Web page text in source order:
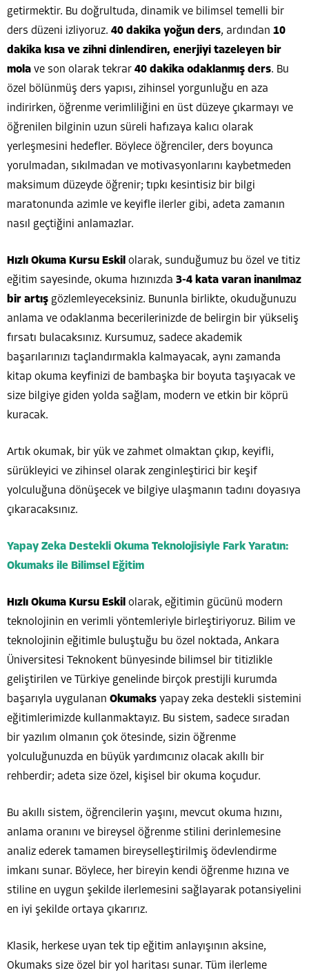
getirmektir. Bu doğrultuda, dinamik ve bilimsel temelli bir
ders düzeni izliyoruz. 40 dakika yoğun ders, ardından 10
dakika kısa ve zihni dinlendiren, enerjiyi tazeleyen bir
mola ve son olarak tekrar 40 dakika odaklanmış ders. Bu
özel bölünmüş ders yapısı, zihinsel yorgunluğu en aza
indirirken, öğrenme verimliliğini en üst düzeye çıkarmayı ve
öğrenilen bilginin uzun süreli hafızaya kalıcı olarak
yerleşmesini hedefler. Böylece öğrenciler, ders boyunca
yorulmadan, sıkılmadan ve motivasyonlarını kaybetmeden
maksimum düzeyde öğrenir; tıpkı kesintisiz bir bilgi
maratonunda azimle ve keyifle ilerler gibi, adeta zamanın
nasıl geçtiğini anlamazlar.
Hızlı Okuma Kursu Eskil olarak, sunduğumuz bu özel ve titiz
eğitim sayesinde, okuma hızınızda 3-4 kata varan inanılmaz
bir artış gözlemleyeceksiniz. Bununla birlikte, okuduğunuzu
anlama ve odaklanma becerilerinizde de belirgin bir yükseliş
fırsatı bulacaksınız. Kursumuz, sadece akademik
başarılarınızı taçlandırmakla kalmayacak, aynı zamanda
kitap okuma keyfinizi de bambaşka bir boyuta taşıyacak ve
size bilgiye giden yolda sağlam, modern ve etkin bir köprü
kuracak.
Artık okumak, bir yük ve zahmet olmaktan çıkıp, keyifli,
sürükleyici ve zihinsel olarak zenginleştirici bir keşif
yolculuğuna dönüşecek ve bilgiye ulaşmanın tadını doyasıya
çıkaracaksınız.
Yapay Zeka Destekli Okuma Teknolojisiyle Fark Yaratın:
Okumaks ile Bilimsel Eğitim
Hızlı Okuma Kursu Eskil olarak, eğitimin gücünü modern
teknolojinin en verimli yöntemleriyle birleştiriyoruz. Bilim ve
teknolojinin eğitimle buluştuğu bu özel noktada, Ankara
Üniversitesi Teknokent bünyesinde bilimsel bir titizlikle
geliştirilen ve Türkiye genelinde birçok prestijli kurumda
başarıyla uygulanan Okumaks yapay zeka destekli sistemini
eğitimlerimizde kullanmaktayız. Bu sistem, sadece sıradan
bir yazılım olmanın çok ötesinde, sizin öğrenme
yolculuğunuzda en büyük yardımcınız olacak akıllı bir
rehberdir; adeta size özel, kişisel bir okuma koçudur.
Bu akıllı sistem, öğrencilerin yaşını, mevcut okuma hızını,
anlama oranını ve bireysel öğrenme stilini derinlemesine
analiz ederek tamamen bireyselleştirilmiş ödevlendirme
imkanı sunar. Böylece, her bireyin kendi öğrenme hızına ve
stiline en uygun şekilde ilerlemesini sağlayarak potansiyelini
en iyi şekilde ortaya çıkarırız.
Klasik, herkese uyan tek tip eğitim anlayışının aksine,
Okumaks size özel bir yol haritası sunar. Tüm ilerleme